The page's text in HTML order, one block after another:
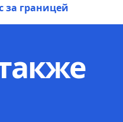
за границей